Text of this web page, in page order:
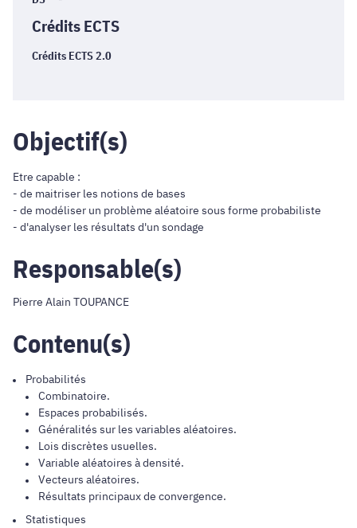
Crédits ECTS
Crédits ECTS 2.0
Objectif(s)
Etre capable :
- de maitriser les notions de bases
- de modéliser un problème aléatoire sous forme probabiliste
- d'analyser les résultats d'un sondage
Responsable(s)
Pierre Alain TOUPANCE
Contenu(s)
Probabilités
Combinatoire.
Espaces probabilisés.
Généralités sur les variables aléatoires.
Lois discrètes usuelles.
Variable aléatoires à densité.
Vecteurs aléatoires.
Résultats principaux de convergence.
Statistiques